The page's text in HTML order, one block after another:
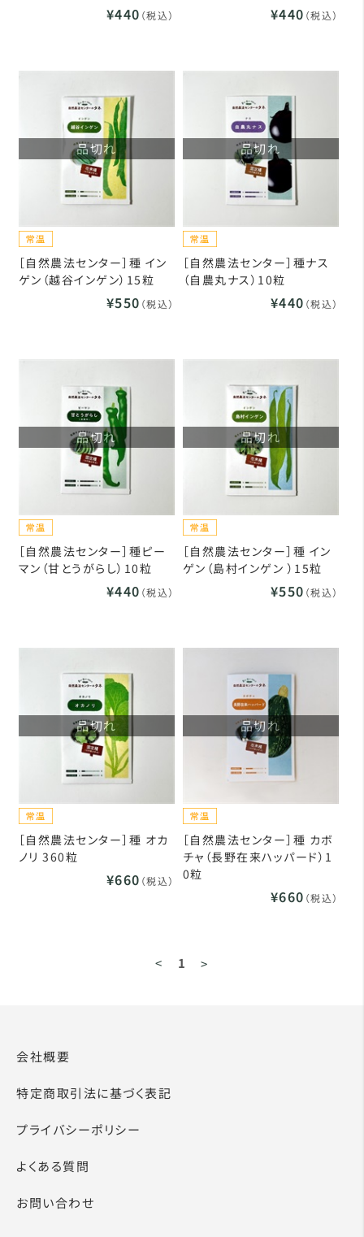
¥440 （税込） ¥440 （税込）
品切れ
［自然農法センター］種 イン
ゲン（越谷インゲン）15粒
¥550 （税込）
品切れ
［自然農法センター］種ナス
（自農丸ナス）10粒
¥440 （税込）
品切れ
［自然農法センター］種ピー
マン（甘とうがらし）10粒
¥440 （税込）
品切れ
［自然農法センター］種 イン
ゲン（島村インゲン ）15粒
¥550 （税込）
品切れ
［自然農法センター］種 オカ
ノリ 360粒
¥660 （税込）
品切れ
［自然農法センター］種 カボ
チャ（長野在来ハッパード）1
0粒
¥660 （税込）
< 1 >
会社概要
特定商取引法に基づく表記
プライバシーポリシー
よくある質問
お問い合わせ